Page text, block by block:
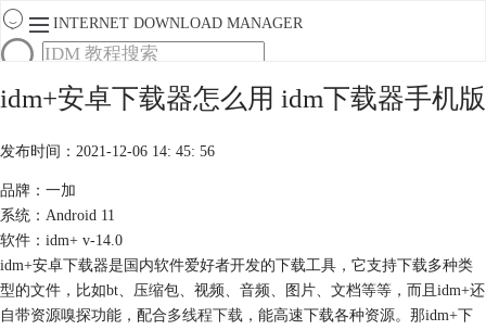
INTERNET DOWNLOAD MANAGER
首页
产品
服务
购买
idm+安卓下载器怎么用 idm下载器手机版
发布时间：2021-12-06 14: 45: 56
品牌：一加
系统：Android 11
软件：idm+ v-14.0
idm+安卓下载器是国内软件爱好者开发的下载工具，它支持下载多种类
型的文件，比如bt、压缩包、视频、音频、图片、文档等等，而且idm+还
自带资源嗅探功能，配合多线程下载 ，能高速下载各种资源。那idm+下